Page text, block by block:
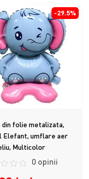
-29.5%
din folie metalizata,
Elefant, umflare aer
Multicolor
0 opinii